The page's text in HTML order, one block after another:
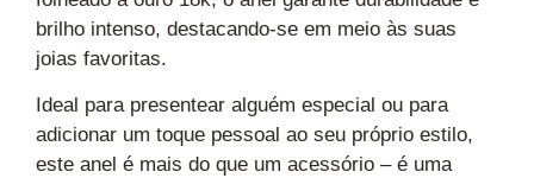
brilho intenso, destacando-se em meio às suas
joias favoritas.
Ideal para presentear alguém especial ou para
adicionar um toque pessoal ao seu próprio estilo,
este anel é mais do que um acessório – é uma